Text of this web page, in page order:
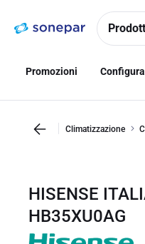
navigazionealla
Promozioni
Climatizzazione
HISENSE
HB35XU0AG